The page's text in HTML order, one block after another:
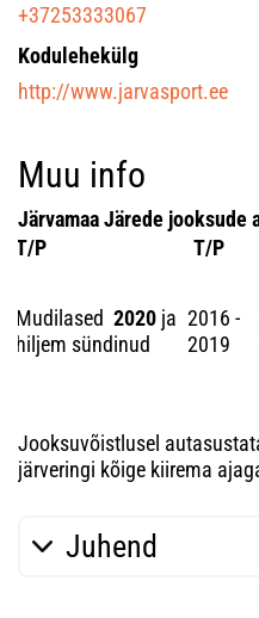
+37253333067
Kodulehekülg
http://www.jarvasport.ee
Muu info
Järvamaa Järede
T/P
T/P
Mudilased 2020 ja
hiljem sündinud
2016 -
2019
Jooksuvõistlusel
järveringi kõige kiirema
Juhend